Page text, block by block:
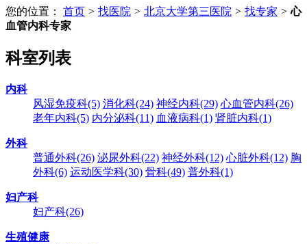
您的位置： 首页 > 找医院 > 北京大学第三医院 > 找专家 > 心
血管内科专家
科室列表
内科
风湿免疫科(5) 消化科(24) 神经内科(29) 心血管内科(26)
老年内科(5) 内分泌科(11) 血液病科(1) 肾脏内科(1)
外科
普通外科(26) 泌尿外科(22) 神经外科(12) 心脏外科(12) 胸
外科(6) 运动医学科(30) 骨科(49) 普外科(1)
妇产科
妇产科(26)
生殖健康